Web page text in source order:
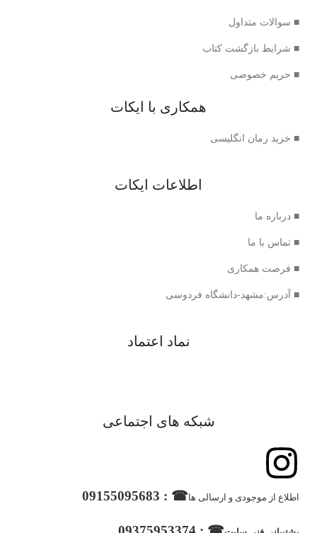
■ سوالات متداول
■ شرایط بازگشت کتاب
■ حریم خصوصی
همکاری با ایکات
■ خرید رمان انگلیسی
اطلاعات ایکات
■ درباره ما
■ تماس با ما
■ فرصت همکاری
■ آدرس:مشهد-دانشگاه فردوسی
نماد اعتماد
شبکه های اجتماعی
اطلاع از موجودی و ارسالی ها☎ : 09155095683